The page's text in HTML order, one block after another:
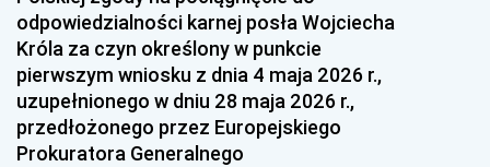
odpowiedzialności karnej posła Wojciecha
Króla za czyn określony w punkcie
pierwszym wniosku z dnia 4 maja 2026 r.,
uzupełnionego w dniu 28 maja 2026 r.,
przedłożonego przez Europejskiego
Prokuratora Generalnego